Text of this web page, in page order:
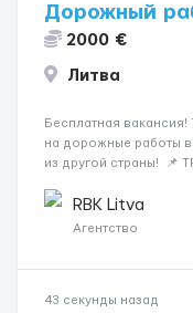
Дорожный
2000 €
Литва
Бесплатная
на дорожные работы в
из другой страны! 📌
💳 ОПЛАТА ТРУДА: -
RBK Litva
Агентство
43 секунды назад